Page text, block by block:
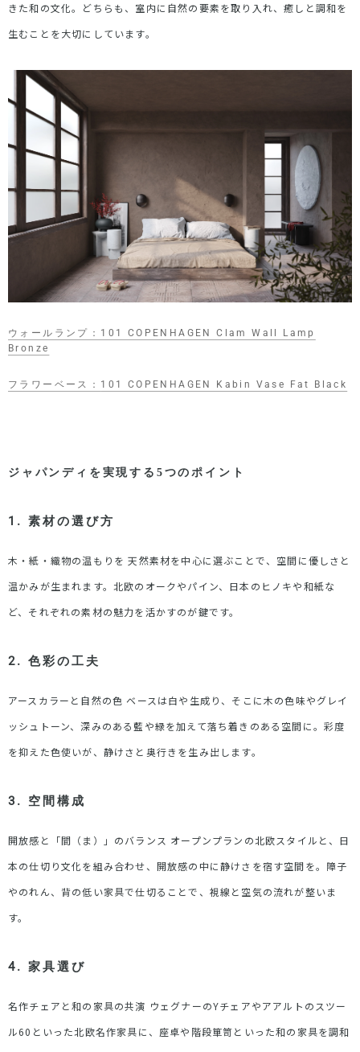
きた和の文化。どちらも、室内に自然の要素を取り入れ、癒しと調和を
生むことを大切にしています。
ウォールランプ：101 COPENHAGEN Clam Wall Lamp
Bronze
フラワーベース： 101 COPENHAGEN Kabin Vase Fat Black
ジャパンディを実現する 5 つのポイント
1. 素材の選び方
木・紙・織物の温もりを 天然素材を中心に選ぶことで、空間に優しさと
温かみが生まれます。北欧のオークやパイン、日本のヒノキや和紙な
ど、それぞれの素材の魅力を活かすのが鍵です。
2. 色彩の工夫
アースカラーと自然の色 ベースは白や生成り、そこに木の色味やグレイ
ッシュトーン、深みのある藍や緑を加えて落ち着きのある空間に。彩度
を抑えた色使いが、静けさと奥行きを生み出します。
3. 空間構成
開放感と「間（ま）」のバランス オープンプランの北欧スタイルと、日
本の仕切り文化を組み合わせ、開放感の中に静けさを宿す空間を。障子
やのれん、背の低い家具で仕切ることで、視線と空気の流れが整いま
す。
4. 家具選び
名作チェアと和の家具の共演 ウェグナーのYチェアやアアルトのスツー
ル60 といった北欧名作家具に、座卓や階段箪笥といった和の家具を調和